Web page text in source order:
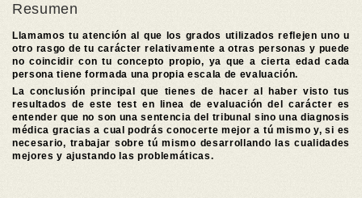
Resumen
Llamamos tu atención al que los grados utilizados reflejen uno u
otro rasgo de tu carácter relativamente a otras personas y puede
no coincidir con tu concepto propio, ya que a cierta edad cada
persona tiene formada una propia escala de evaluación.
La conclusión principal que tienes de hacer al haber visto tus
resultados de este test en linea de evaluación del carácter es
entender que no son una sentencia del tribunal sino una diagnosis
médica gracias a cual podrás conocerte mejor a tú mismo y, si es
necesario, trabajar sobre tú mismo desarrollando las cualidades
mejores y ajustando las problemáticas.